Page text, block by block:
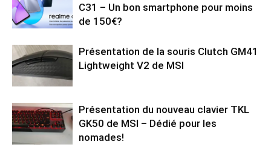
C31 – Un bon smartphone pour moins
de 150€?
Présentation de la souris Clutch GM41
Lightweight V2 de MSI
Présentation du nouveau clavier TKL
GK50 de MSI – Dédié pour les
nomades!